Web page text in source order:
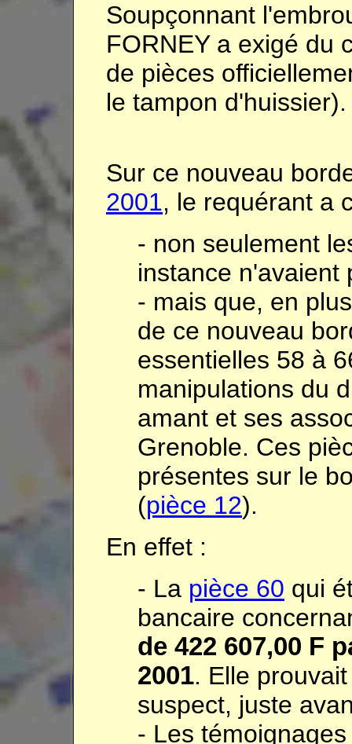
Soupçonnant
FORNEY a exigé du
de pièces
le tampon d'huissier).
Sur ce nouveau
2001, le requérant a
- non seulement
instance n'avaient
- mais que, en
de ce nouveau
essentielles 58 à
manipulations du
amant et ses
Grenoble. Ces
présentes sur le
(pièce 12).
En effet :
- La pièce 60 qui
bancaire
de 422 607,00 F
2001. Elle
suspect, juste
- Les